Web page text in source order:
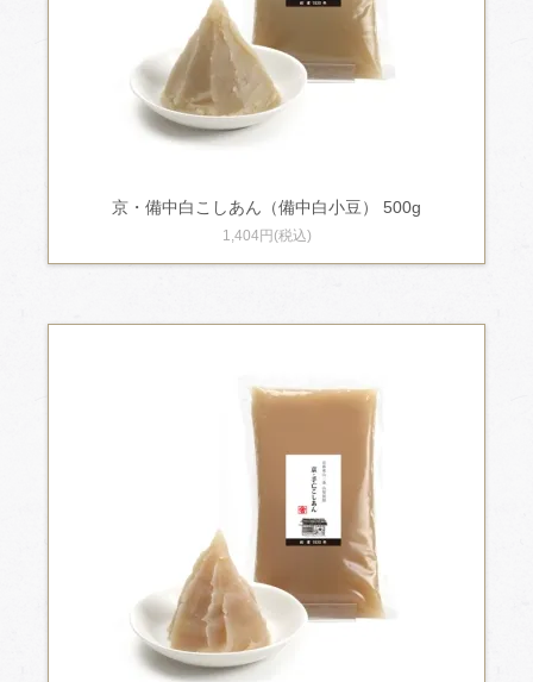
京・備中白こしあん（備中白小豆） 500g
1,404円(税込)